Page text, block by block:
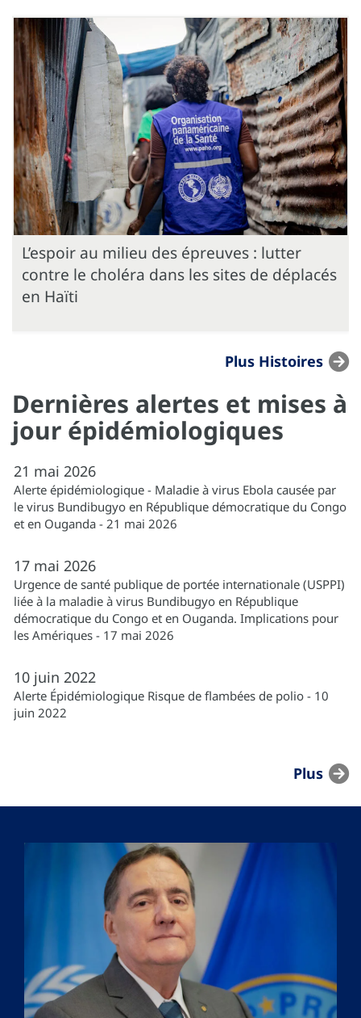
L’espoir au milieu des épreuves : lutter
contre le choléra dans les sites de déplacés
en Haïti
Plus Histoires
Dernières alertes et mises à
jour épidémiologiques
21 mai 2026
Alerte épidémiologique - Maladie à virus Ebola causée par
le virus Bundibugyo en République démocratique du Congo
et en Ouganda - 21 mai 2026
17 mai 2026
Urgence de santé publique de portée internationale (USPPI)
liée à la maladie à virus Bundibugyo en République
démocratique du Congo et en Ouganda. Implications pour
les Amériques - 17 mai 2026
10 juin 2022
Alerte Épidémiologique Risque de flambées de polio - 10
juin 2022
Plus